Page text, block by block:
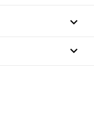

